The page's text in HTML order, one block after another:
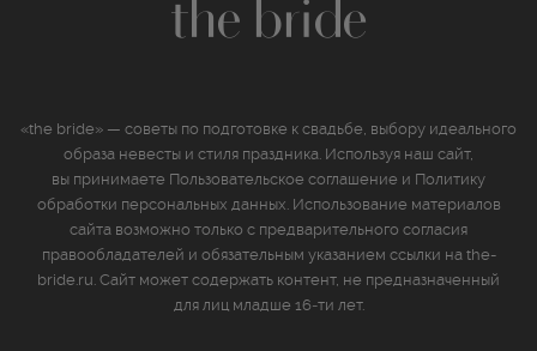
«the bride» — советы по подготовке к свадьбе, выбору идеального
образа невесты и стиля праздника. Используя наш сайт,
вы принимаете Пользовательское соглашение и Политику
обработки персональных данных . Использование материалов
сайта возможно только с предварительного согласия
правообладателей и обязательным указанием ссылки на the-
bride.ru. Сайт может содержать контент, не предназначенный
для лиц младше 16‑ти лет.